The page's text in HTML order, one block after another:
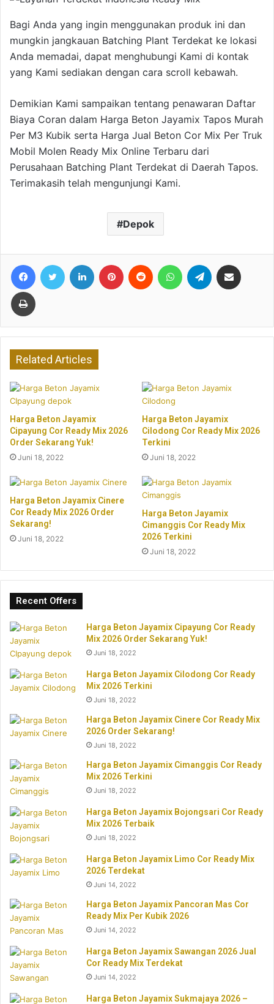
Bagi Anda yang ingin menggunakan produk ini dan
mungkin jangkauan Batching Plant Terdekat ke lokasi
Anda memadai, dapat menghubungi Kami di kontak
yang Kami sediakan dengan cara scroll kebawah.
Demikian Kami sampaikan tentang penawaran Daftar
Biaya Coran dalam Harga Beton Jayamix Tapos Murah
Per M3 Kubik serta Harga Jual Beton Cor Mix Per Truk
Mobil Molen Ready Mix Online Terbaru dari
Perusahaan Batching Plant Terdekat di Daerah Tapos.
Terimakasih telah mengunjungi Kami.
Depok
FacebookTwitter LinkedIn Pinterest Reddit WhatsAppTelegram
Print
Related Articles
Harga Beton Jayamix
Cipayung Cor Ready Mix 2026
Order Sekarang Yuk!
Juni 18, 2022
Harga Beton Jayamix
Cilodong Cor Ready Mix 2026
Terkini
Juni 18, 2022
Harga Beton Jayamix Cinere
Cor Ready Mix 2026 Order
Sekarang!
Juni 18, 2022
Harga Beton Jayamix
Cimanggis Cor Ready Mix
2026 Terkini
Juni 18, 2022
Recent Offers
Harga Beton Jayamix Cipayung Cor Ready
Mix 2026 Order Sekarang Yuk!
Juni 18, 2022
Harga Beton Jayamix Cilodong Cor Ready
Mix 2026 Terkini
Juni 18, 2022
Harga Beton Jayamix Cinere Cor Ready Mix
2026 Order Sekarang!
Juni 18, 2022
Harga Beton Jayamix Cimanggis Cor Ready
Mix 2026 Terkini
Juni 18, 2022
Harga Beton Jayamix Bojongsari Cor Ready
Mix 2026 Terbaik
Juni 18, 2022
Harga Beton Jayamix Limo Cor Ready Mix
2026 Terdekat
Juni 14, 2022
Harga Beton Jayamix Pancoran Mas Cor
Ready Mix Per Kubik 2026
Juni 14, 2022
Harga Beton Jayamix Sawangan 2026 Jual
Cor Ready Mix Terdekat
Juni 14, 2022
Harga Beton Jayamix Sukmajaya 2026 –